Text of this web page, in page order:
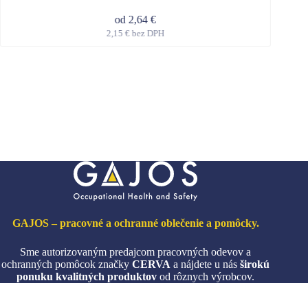
od2,64€
2,15€ bez DPH
stránke
produktu.
GAJOS – pracovné a ochranné oblečenie a pomôcky.
Sme autorizovaným predajcom pracovných odevov a
ochranných pomôcok značkyCERVA a nájdete u násširokú
ponuku kvalitných produktov od rôznych výrobcov.